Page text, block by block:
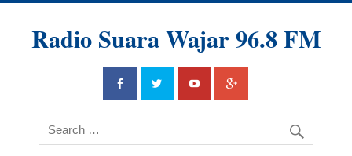
Radio Suara Wajar 96.8 FM